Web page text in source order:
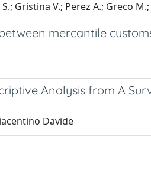
Gristina V.; Perez A.; Greco
mercantile
Analysis from A
Davide